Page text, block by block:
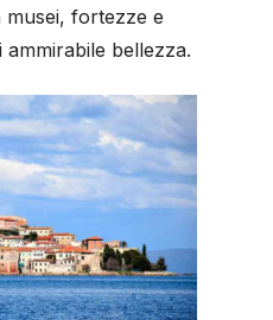
musei, fortezze e
bellezza.